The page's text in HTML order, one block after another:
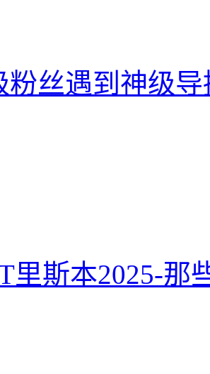
粉丝遇到神级导
里斯本2025-那